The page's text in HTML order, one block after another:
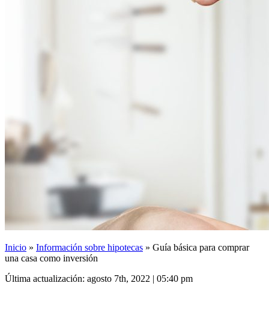
Inicio » Información sobre hipotecas » Guía básica para comprar
una casa como inversión
Última actualización: agosto 7th, 2022 | 05:40 pm